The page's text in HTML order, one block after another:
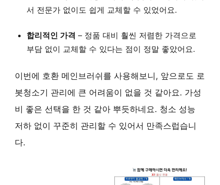
서 전문가 없이도 쉽게 교체할 수 있었어요.
합리적인 가격 – 정품 대비 훨씬 저렴한 가격으로
부담 없이 교체할 수 있다는 점이 정말 좋았어요.
이번에 호환 메인브러쉬를 사용해보니, 앞으로도 로
봇청소기 관리에 큰 어려움이 없을 것 같아요. 가성
비 좋은 선택을 한 것 같아 뿌듯하네요. 청소 성능
저하 없이 꾸준히 관리할 수 있어서 만족스럽습니
다.